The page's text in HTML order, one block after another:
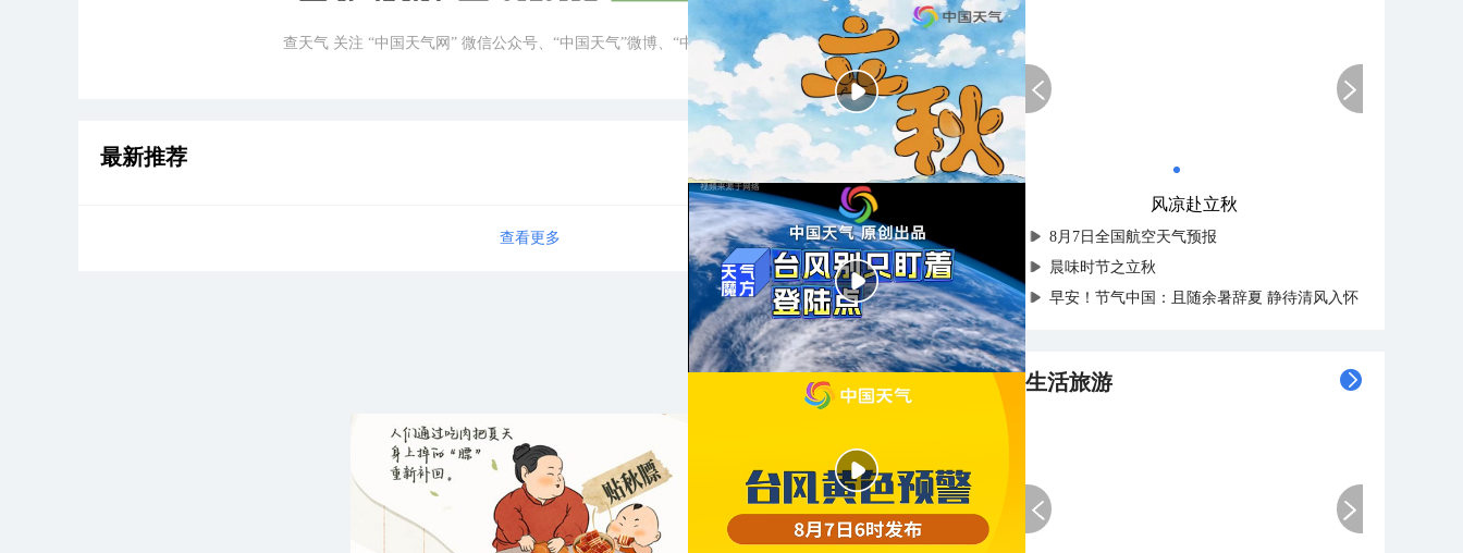
查天气 关注 “中国天气网” 微信公众号、“中国天气”微博、“中国天气”抖音
最新推荐
查看更多
风凉赴立秋
8月7日全国航空天气预报
晨味时节之立秋
早安！节气中国：且随余暑辞夏 静待清风入怀
生活旅游